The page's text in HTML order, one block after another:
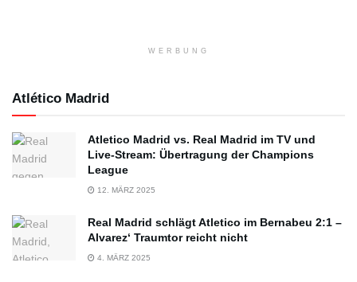
WERBUNG
Atlético Madrid
Atletico Madrid vs. Real Madrid im TV und
Live-Stream: Übertragung der Champions
League
12. MÄRZ 2025
Real Madrid schlägt Atletico im Bernabeu 2:1 –
Alvarez‘ Traumtor reicht nicht
4. MÄRZ 2025